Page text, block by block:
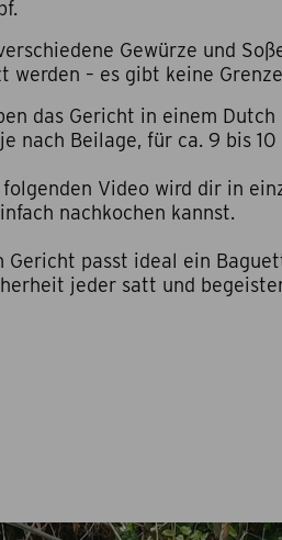
Gewürze und
werden – es gibt keine
das Gericht in einem
nach Beilage, für ca. 9 bis 10
folgenden Video wird dir in
nachkochen kannst.
Gericht passt ideal ein
jeder satt und